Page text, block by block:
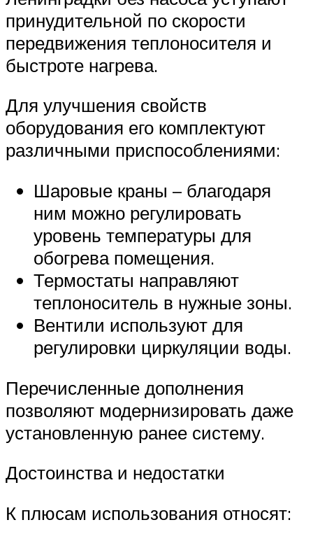
принудительной по скорости
передвижения теплоносителя и
быстроте нагрева.
Для улучшения свойств
оборудования его комплектуют
различными приспособлениями:
Шаровые краны – благодаря
ним можно регулировать
уровень температуры для
обогрева помещения.
Термостаты направляют
теплоноситель в нужные зоны.
Вентили используют для
регулировки циркуляции воды.
Перечисленные дополнения
позволяют модернизировать даже
установленную ранее систему.
Достоинства и недостатки
К плюсам использования относят: